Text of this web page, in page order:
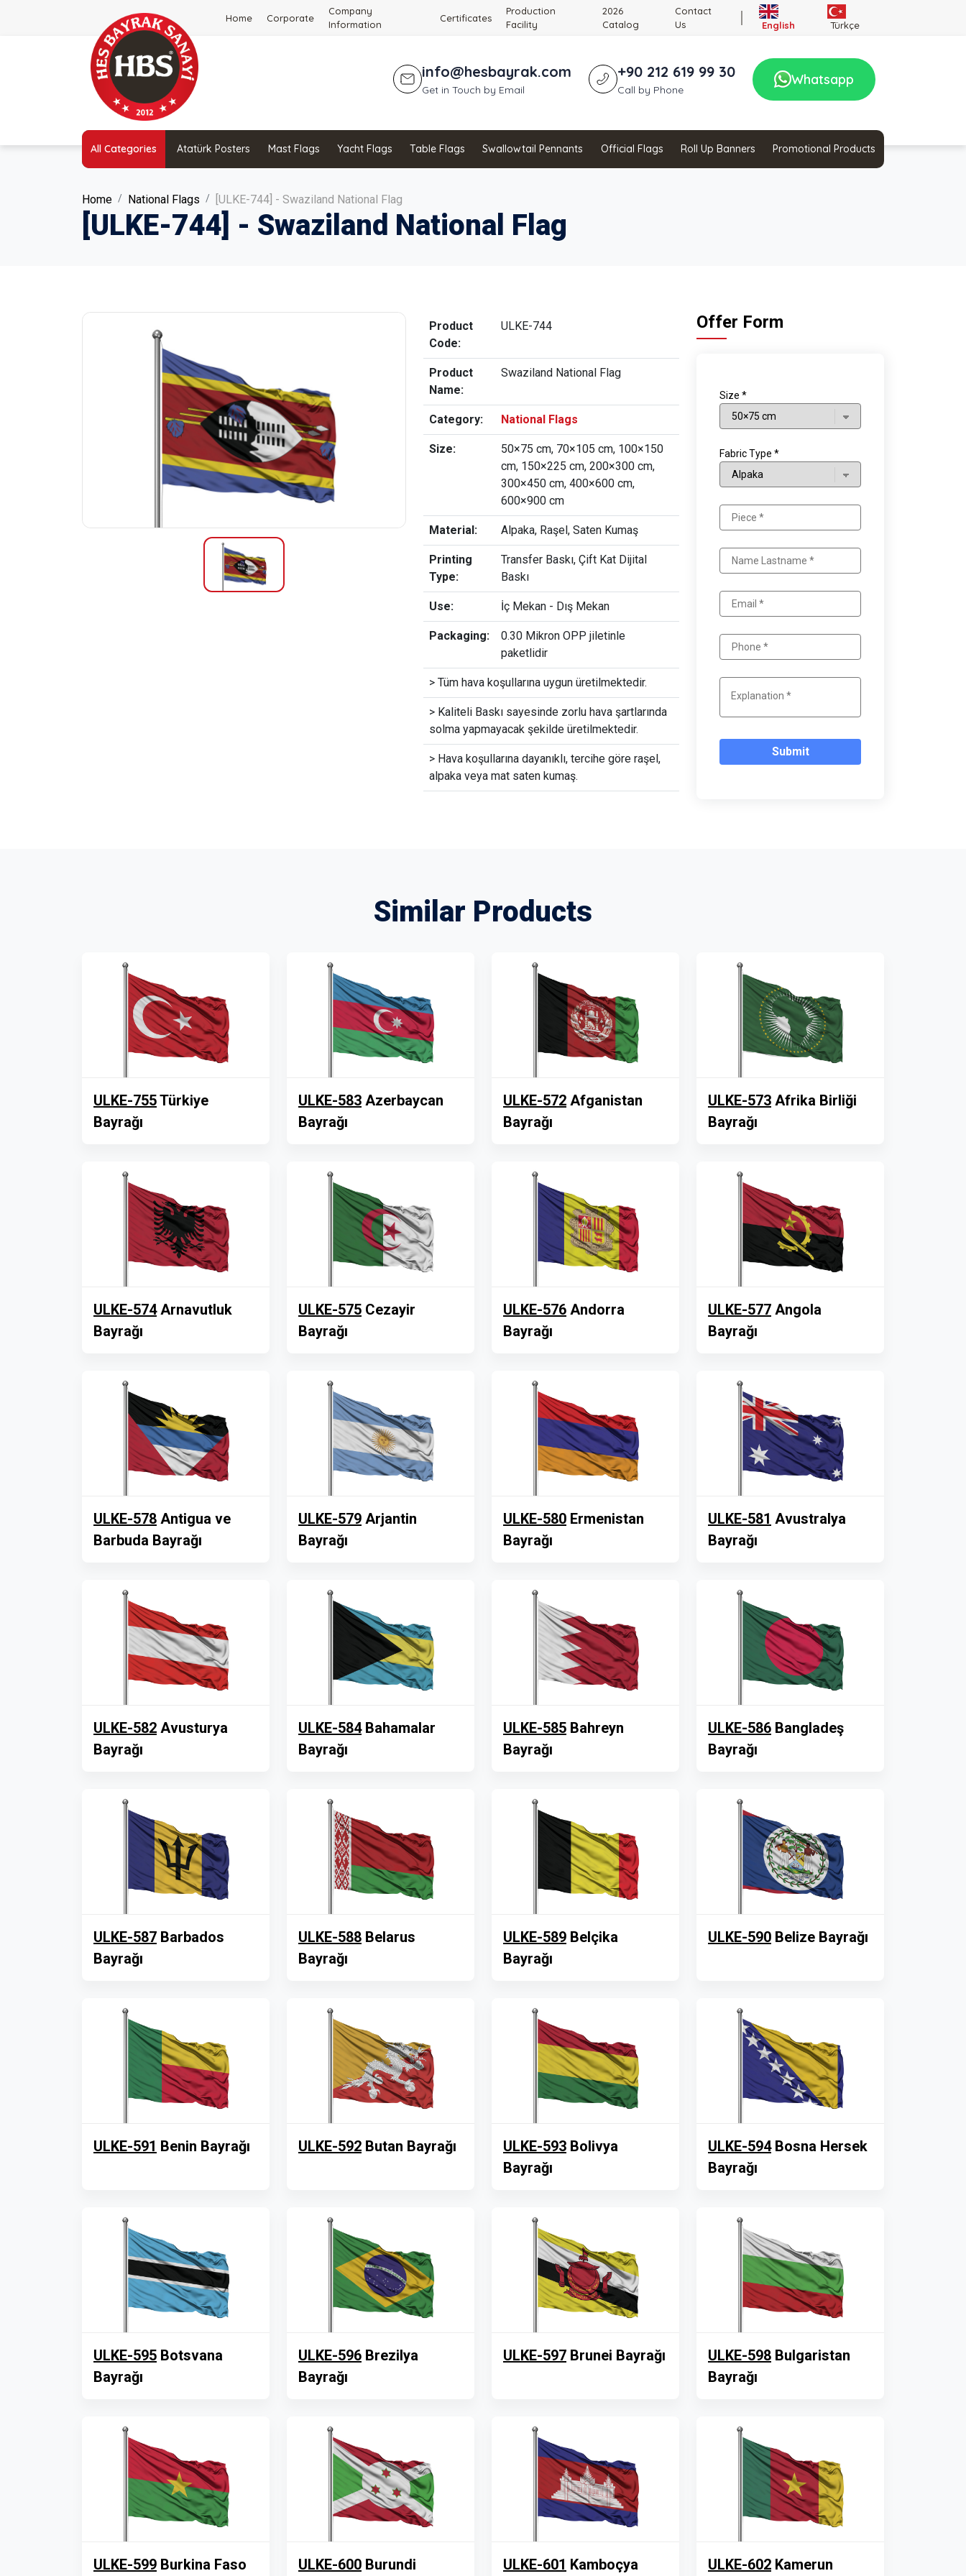
Home Corporate
Company
Information
Certificates
Production
Facility
2026
Catalog
Contact
Us
English Türkçe
info@hesbayrak.com
Get in Touch by Email
+90 212 619 99 30
Call by Phone
Whatsapp
All Categories Atatürk Posters Mast Flags Yacht Flags Table Flags Swallowtail Pennants Official Flags Roll Up Banners Promotional Products
Home National Flags [ULKE-744] - Swaziland National Flag
[ULKE-744] - Swaziland National Flag
Product
Code:
ULKE-744
Product
Name:
Swaziland National Flag
Category: National Flags
Size:
50×75 cm, 70×105 cm, 100×150
cm, 150×225 cm, 200×300 cm,
300×450 cm, 400×600 cm,
600×900 cm
Material: Alpaka, Raşel, Saten Kumaş
Printing
Type:
Transfer Baskı, Çift Kat Dijital
Baskı
Use: İç Mekan - Dış Mekan
Packaging:
0.30 Mikron OPP jiletinle
paketlidir
> Tüm hava koşullarına uygun üretilmektedir.
> Kaliteli Baskı sayesinde zorlu hava şartlarında
solma yapmayacak şekilde üretilmektedir.
> Hava koşullarına dayanıklı, tercihe göre raşel,
alpaka veya mat saten kumaş.
Offer Form
Size *
Fabric Type *
Submit
Similar Products
ULKE-755Türkiye
Bayrağı
ULKE-583 Azerbaycan
Bayrağı
ULKE-572 Afganistan
Bayrağı
ULKE-573 Afrika Birliği
Bayrağı
ULKE-574Arnavutluk
Bayrağı
ULKE-575 Cezayir
Bayrağı
ULKE-576 Andorra
Bayrağı
ULKE-577 Angola
Bayrağı
ULKE-578 Antigua ve
Barbuda Bayrağı
ULKE-579 Arjantin
Bayrağı
ULKE-580 Ermenistan
Bayrağı
ULKE-581 Avustralya
Bayrağı
ULKE-582 Avusturya
Bayrağı
ULKE-584Bahamalar
Bayrağı
ULKE-585 Bahreyn
Bayrağı
ULKE-586 Bangladeş
Bayrağı
ULKE-587 Barbados
Bayrağı
ULKE-588 Belarus
Bayrağı
ULKE-589 Belçika
Bayrağı
ULKE-590 Belize Bayrağı
ULKE-591 Benin Bayrağı ULKE-592 Butan Bayrağı ULKE-593 Bolivya
Bayrağı
ULKE-594Bosna Hersek
Bayrağı
ULKE-595 Botsvana
Bayrağı
ULKE-596 Brezilya
Bayrağı
ULKE-597 Brunei Bayrağı ULKE-598 Bulgaristan
Bayrağı
ULKE-599 Burkina Faso ULKE-600 Burundi ULKE-601 Kamboçya ULKE-602 Kamerun